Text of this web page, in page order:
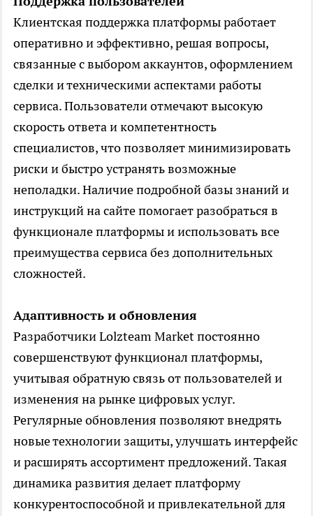
Клиентская поддержка платформы работает
оперативно и эффективно, решая вопросы,
связанные с выбором аккаунтов, оформлением
сделки и техническими аспектами работы
сервиса. Пользователи отмечают высокую
скорость ответа и компетентность
специалистов, что позволяет минимизировать
риски и быстро устранять возможные
неполадки. Наличие подробной базы знаний и
инструкций на сайте помогает разобраться в
функционале платформы и использовать все
преимущества сервиса без дополнительных
сложностей.
Адаптивность и обновления
Разработчики Lolzteam Market постоянно
совершенствуют функционал платформы,
учитывая обратную связь от пользователей и
изменения на рынке цифровых услуг.
Регулярные обновления позволяют внедрять
новые технологии защиты, улучшать интерфейс
и расширять ассортимент предложений. Такая
динамика развития делает платформу
конкурентоспособной и привлекательной для